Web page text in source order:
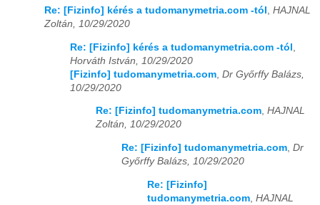
Re: [Fizinfo] kérés a tudomanymetria.com -tól , HAJNAL
Zoltán, 10/29/2020
Re: [Fizinfo] kérés a tudomanymetria.com -tól
Horváth István, 10/29/2020
[Fizinfo] tudomanymetria.com Dr Győrffy Balázs,
10/29/2020
Re: [Fizinfo] tudomanymetria.com, HAJNAL
Zoltán, 10/29/2020
Re: [Fizinfo] tudomanymetria.com Dr
Győrffy Balázs, 10/29/2020
Re: [Fizinfo]
tudomanymetria.com HAJNAL